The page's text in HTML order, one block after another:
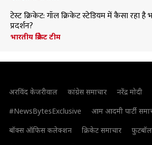
टेस्ट क्रिकेट: गॉल क्रिकेट स्टेडियम में कैसा रहा है
प्रदर्शन?
भारतीय क्रिकेट टीम
अरविंद केजरीवाल कांग्रेस समाचार नरेंद्र मोदी
#NewsBytesExclusive
आम आदमी पार्टी
बॉक्स ऑफिस कलेक्शन
क्रिकेट समाचार